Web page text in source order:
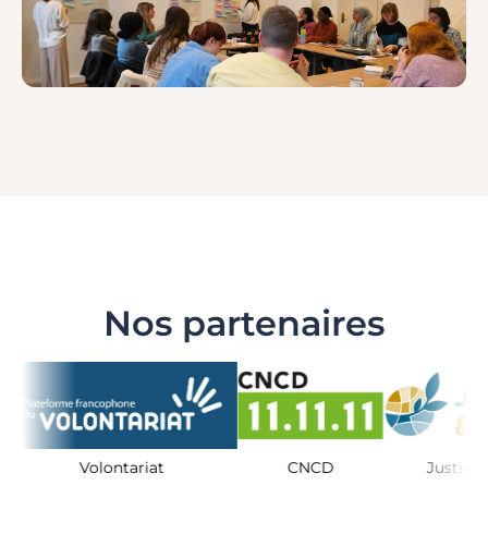
Nos partenaires
Volontariat CNCD Justice &